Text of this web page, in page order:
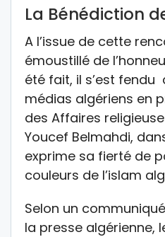
La Bénédiction
A l’issue de cette
émoustillé de
été fait, il s’est
médias algériens en
des Affaires
Youcef Belmahdi,
exprime sa fierté de
couleurs de l’islam
Selon un
la presse algérienne,